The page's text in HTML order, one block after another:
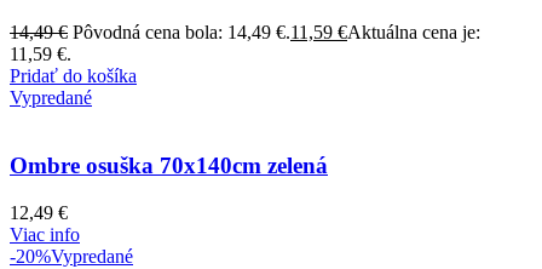
14,49€ Pôvodná cena bola: 14,49 €.11,59 €Aktuálna cena je:
11,59 €.
Pridať do košíka
Vypredané
Ombre osuška 70x140cm zelená
12,49 €
Viac info
-20%Vypredané